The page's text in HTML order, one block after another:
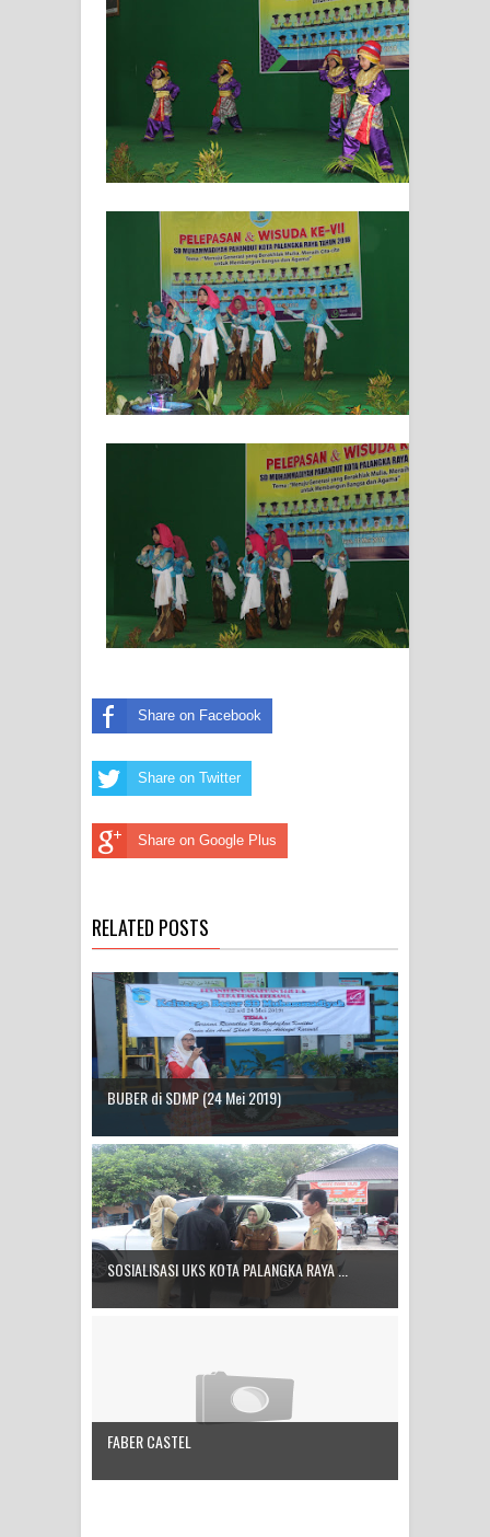
Share on Facebook
Share on Twitter
Share on Google Plus
RELATED POSTS
BUBER di SDMP (24 Mei 2019)
SOSIALISASI UKS KOTA PALANGKA RAYA ...
FABER CASTEL